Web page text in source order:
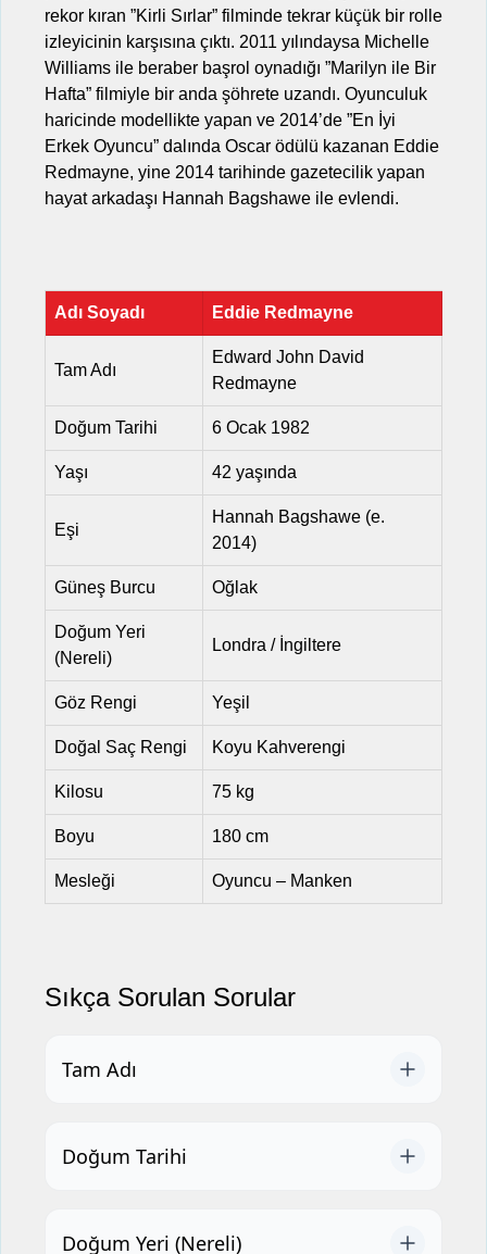
rekor kıran ”Kirli Sırlar” filminde tekrar küçük bir rolle
izleyicinin karşısına çıktı. 2011 yılındaysa Michelle
Williams ile beraber başrol oynadığı ”Marilyn ile Bir
Hafta” filmiyle bir anda şöhrete uzandı. Oyunculuk
haricinde modellikte yapan ve 2014’de ”En İyi
Erkek Oyuncu” dalında Oscar ödülü kazanan Eddie
Redmayne, yine 2014 tarihinde gazetecilik yapan
hayat arkadaşı Hannah Bagshawe ile evlendi.
Adı Soyadı Eddie Redmayne
Tam Adı
Edward John David
Redmayne
Doğum Tarihi 6 Ocak 1982
Yaşı 42 yaşında
Eşi
Hannah Bagshawe (e.
2014)
Güneş Burcu Oğlak
Doğum Yeri
(Nereli)
Londra / İngiltere
Göz Rengi Yeşil
Doğal Saç Rengi Koyu Kahverengi
Kilosu 75 kg
Boyu 180 cm
Mesleği Oyuncu – Manken
Sıkça Sorulan Sorular
Tam Adı
Doğum Tarihi
Doğum Yeri (Nereli)